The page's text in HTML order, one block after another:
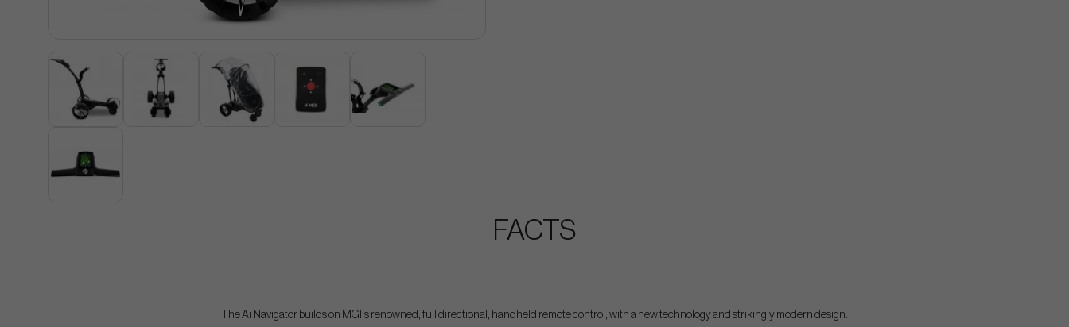
FACTS
The Ai Navigator builds on MGI's renowned, full directional, handheld remote control, with a new technology and strikingly modern design.